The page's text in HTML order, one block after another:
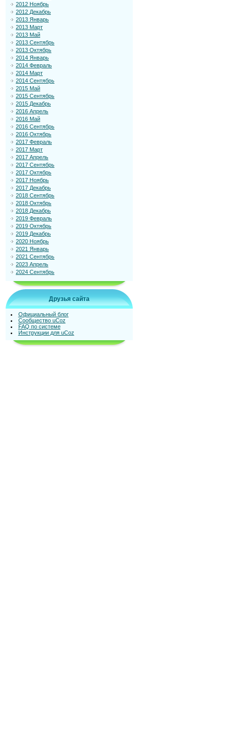
2012 Ноябрь
2012 Декабрь
2013 Январь
2013 Март
2013 Май
2013 Сентябрь
2013 Октябрь
2014 Январь
2014 Февраль
2014 Март
2014 Сентябрь
2015 Май
2015 Сентябрь
2015 Декабрь
2016 Апрель
2016 Май
2016 Сентябрь
2016 Октябрь
2017 Февраль
2017 Март
2017 Апрель
2017 Сентябрь
2017 Октябрь
2017 Ноябрь
2017 Декабрь
2018 Сентябрь
2018 Октябрь
2018 Декабрь
2019 Февраль
2019 Октябрь
2019 Декабрь
2020 Ноябрь
2021 Январь
2021 Сентябрь
2023 Апрель
2024 Сентябрь
Друзья сайта
Официальный блог
Сообщество uCoz
FAQ по системе
Инструкции для uCoz